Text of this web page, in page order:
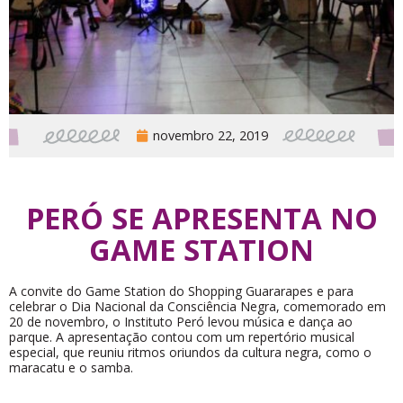
novembro 22, 2019
PERÓ SE APRESENTA NO
GAME STATION
A convite do Game Station do Shopping Guararapes e para
celebrar o Dia Nacional da Consciência Negra, comemorado em
20 de novembro, o Instituto Peró levou música e dança ao
parque. A apresentação contou com um repertório musical
especial, que reuniu ritmos oriundos da cultura negra, como o
maracatu e o samba.